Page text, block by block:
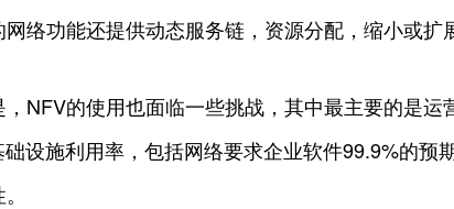
络功能还提供动态服务链，资源分配，缩小或
NFV的使用也面临一些挑战，其中最主要的是
设施利用率，包括网络要求企业软件99.9%的